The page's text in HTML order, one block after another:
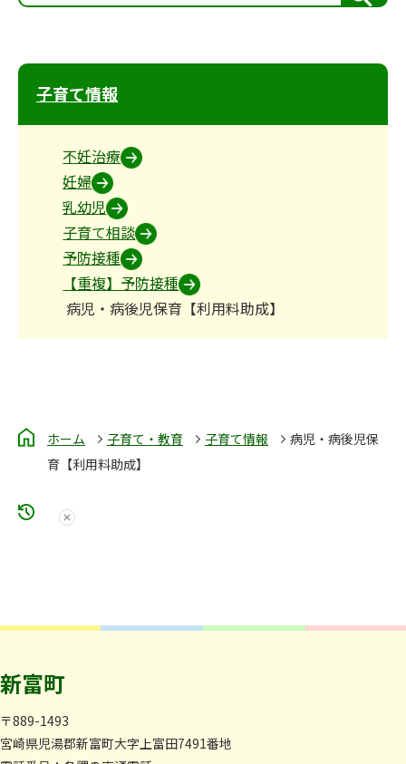
索
子育て情報
不妊治療
妊婦
乳幼児
子育て相談
予防接種
【重複】予防接種
病児・病後児保育【利用料助成】
ホーム 子育て・教育 子育て情報
病児・病後児保
育【利用料助成】
新富町
〒889-1493
宮崎県児湯郡新富町大字上富田7491番地